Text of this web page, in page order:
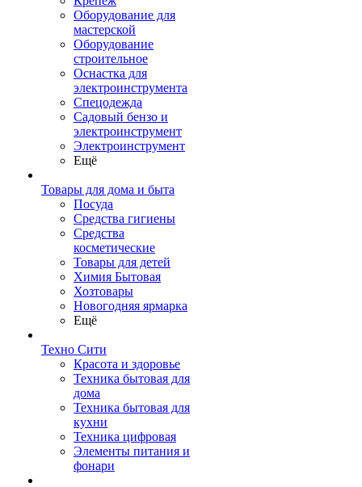
Оборудование для
мастерской
Оборудование
строительное
Оснастка для
электроинструмента
Спецодежда
Садовый бензо и
электроинструмент
Электроинструмент
Ещё
Товары для дома и быта
Посуда
Средства гигиены
Средства
косметические
Товары для детей
Химия Бытовая
Хозтовары
Новогодняя ярмарка
Ещё
Техно Сити
Красота и здоровье
Техника бытовая для
дома
Техника бытовая для
кухни
Техника цифровая
Элементы питания и
фонари